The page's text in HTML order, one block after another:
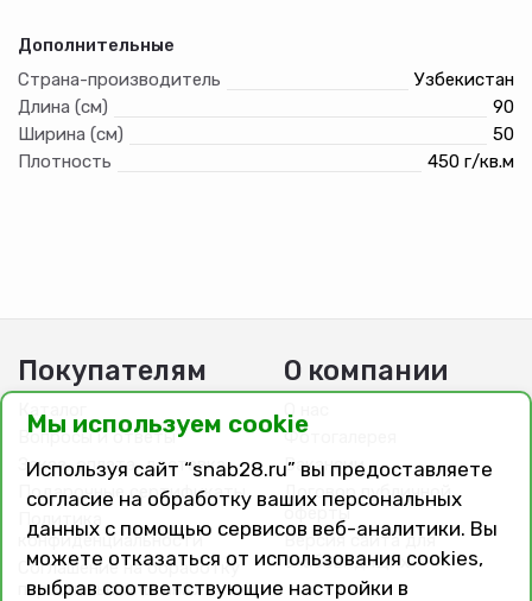
Дополнительные
Страна-производитель
Узбекистан
Длина (см)
90
Ширина (см)
50
Плотность
450 г/кв.м
Покупателям
Каталог
Вопросы и ответы
Заказ, оплата, доставка
Подарочные сертификаты
конфиденциальности
Соглашение на обработку
персональных данных
О компании
О нас
Фотогалерея
Вакансии
Договор публичной
оферты
Версия сайта для
слабовидящих
Мы используем cookie
Используя сайт “snab28.ru” вы предоставляете
согласие на обработку ваших персональных
данных с помощью сервисов веб-аналитики. Вы
можете отказаться от использования cookies,
выбрав соответствующие настройки в